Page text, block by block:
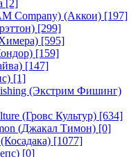
[2]
Company) (Аккои) [197]
[299]
[595]
[159]
[147]
[1]
(Экстрим Фишинг)
(Гровс Культур) [634]
(Джакал Тимон) [0]
[1077]
[0]